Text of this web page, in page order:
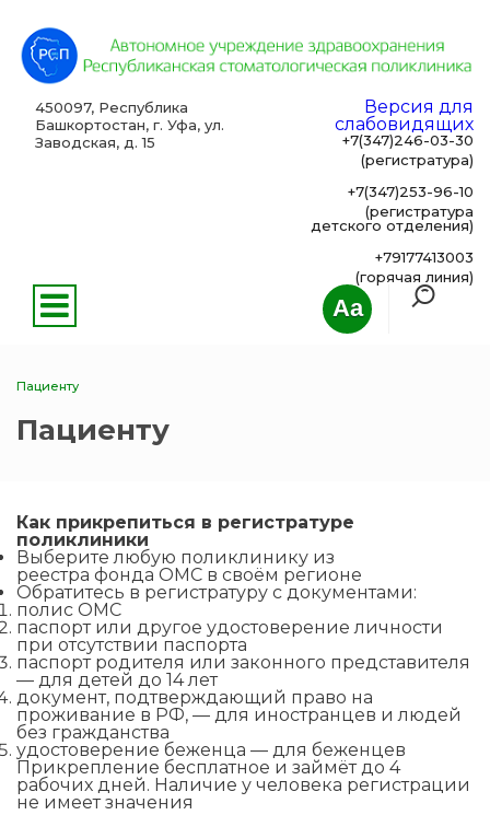
Aa
450097, Республика
Башкортостан, г. Уфа, ул.
Заводская, д. 15
Версия для
слабовидящих
+7(347)246-03-30
(регистратура)
+7(347)253-96-10
(регистратура
детского отделения)
+79177413003
(горячая линия)
Пациенту
Пациенту
Как прикрепиться в регистратуре
поликлиники
Выберите любую поликлинику из
реестра фонда ОМС в своём регионе
Обратитесь в регистратуру с документами:
полис ОМС
паспорт или другое удостоверение личности
при отсутствии паспорта
паспорт родителя или законного представителя
— для детей до 14 лет
документ, подтверждающий право на
проживание в РФ, — для иностранцев и людей
без гражданства
удостоверение беженца — для беженцев
Прикрепление бесплатное и займёт до 4
рабочих дней. Наличие у человека регистрации
не имеет значения